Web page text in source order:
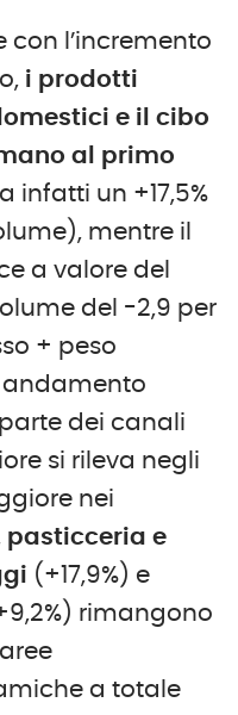
con l’incremento
i prodotti
e il cibo
al primo
infatti un +17,5%
mentre il
a valore del
del -2,9 per
+ peso
dei canali
si rileva negli
nei
pasticceria e
(+17,9%) e
rimangono
a totale